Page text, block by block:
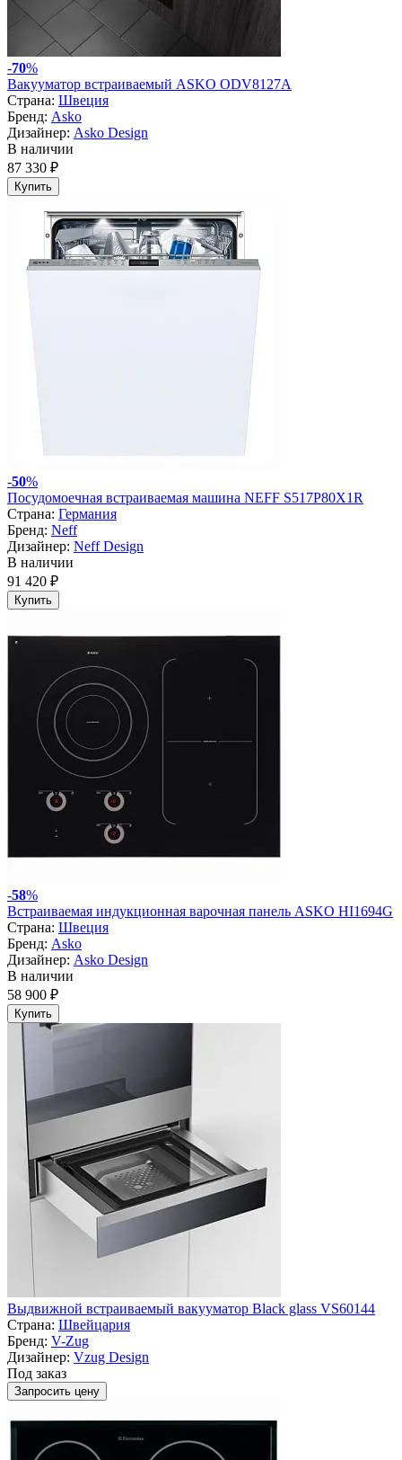
-70%
Вакууматор встраиваемый ASKO ODV8127A
Страна: Швеция
Бренд: Asko
Дизайнер: Asko Design
В наличии
87 330 ₽
Купить
-50%
Посудомоечная встраиваемая машина NEFF S517P80X1R
Страна: Германия
Бренд: Neff
Дизайнер: Neff Design
В наличии
91 420 ₽
Купить
-58%
Встраиваемая индукционная варочная панель ASKO HI1694G
Страна: Швеция
Бренд: Asko
Дизайнер: Asko Design
В наличии
58 900 ₽
Купить
Выдвижной встраиваемый вакууматор Black glass VS60144
Страна: Швейцария
Бренд: V-Zug
Дизайнер: Vzug Design
Под заказ
Запросить цену